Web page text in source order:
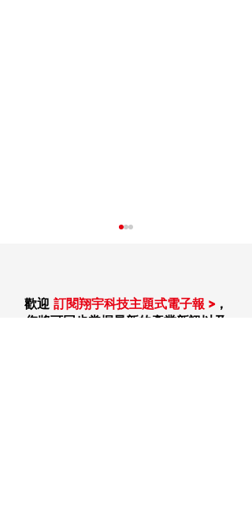
歡迎 訂閱翔宇科技主題式電子報 > ，
您將可同步掌握最新的產業新訊以及